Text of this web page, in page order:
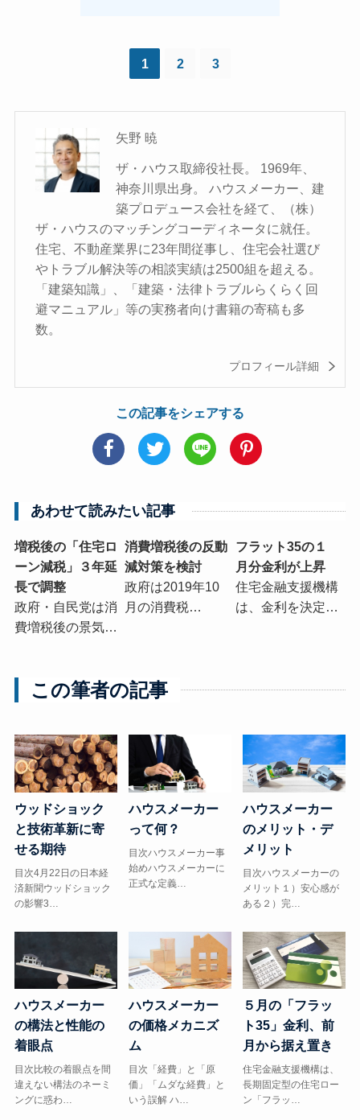
1 2 3
矢野 暁
ザ・ハウス取締役社長。 1969年、
神奈川県出身。 ハウスメーカー、建
築プロデュース会社を経て、（株）
ザ・ハウスのマッチングコーディネータに就任。
住宅、不動産業界に23年間従事し、住宅会社選び
やトラブル解決等の相談実績は2500組を超える。
「建築知識」、「建築・法律トラブルらくらく回
避マニュアル」等の実務者向け書籍の寄稿も多
数。
プロフィール詳細
この記事をシェアする
あわせて読みたい記事
増税後の「住宅ロ
ーン減税」３年延
長で調整
政府・自民党は消
費増税後の景気…
消費増税後の反動
減対策を検討
政府は2019年10
月の消費税…
フラット35の１
月分金利が上昇
住宅金融支援機構
は、金利を決定…
この筆者の記事
ウッドショック
と技術革新に寄
せる期待
目次4月22日の日本経
済新聞ウッドショック
の影響3…
ハウスメーカー
って何？
目次ハウスメーカー事
始めハウスメーカーに
正式な定義…
ハウスメーカー
のメリット・デ
メリット
目次ハウスメーカーの
メリット１）安心感が
ある２）完…
ハウスメーカー
の構法と性能の
着眼点
目次比較の着眼点を間
違えない構法のネーミ
ングに惑わ…
ハウスメーカー
の価格メカニズ
ム
目次「経費」と「原
価」「ムダな経費」と
いう誤解 ハ…
５月の「フラッ
ト35」金利、前
月から据え置き
住宅金融支援機構は、
長期固定型の住宅ロー
ン「フラッ…